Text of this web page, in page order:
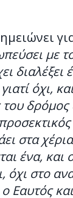
με
διαλέξει
όχι,
στα
ένα,
στο
Εαυτός